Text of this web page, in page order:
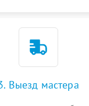
Выезд мастера